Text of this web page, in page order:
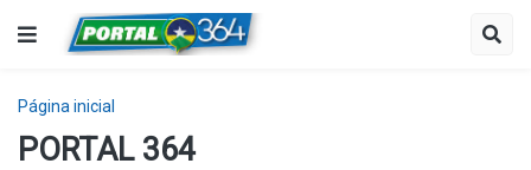
Página inicial
PORTAL 364